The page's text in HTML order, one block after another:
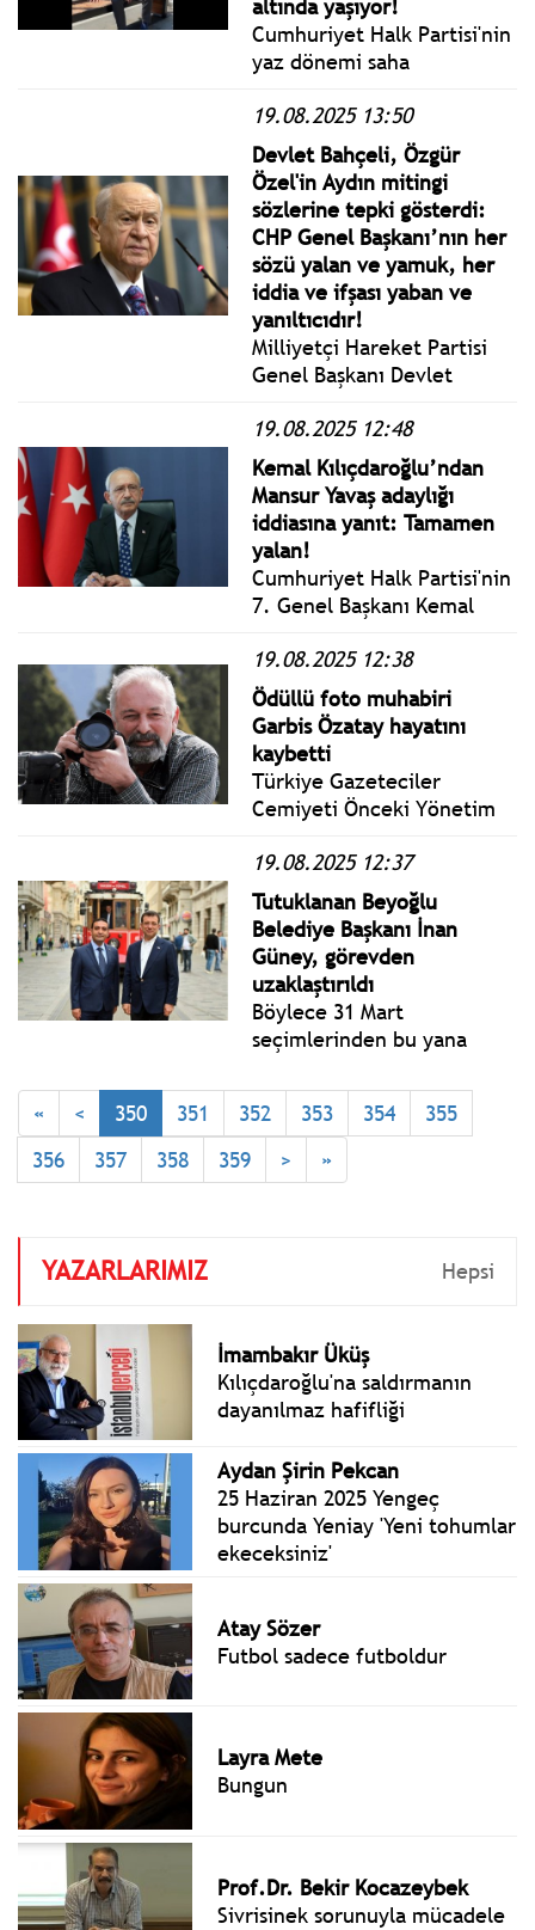
altında yaşıyor!
Cumhuriyet Halk Partisi'nin
yaz dönemi saha
Grup Başkanvekili Gökhan
Günaydın, Trabzon ve
Artvin’e giderek bir dizi
temaslarda bulundu.
19.08.2025 13:50
Devlet Bahçeli, Özgür
Özel'in Aydın mitingi
sözlerine tepki gösterdi:
CHP Genel Başkanı’nın her
sözü yalan ve yamuk, her
iddia ve ifşası yaban ve
yanıltıcıdır!
Milliyetçi Hareket Partisi
Genel Başkanı Devlet
Özgür Özel’in Aydın
Mitinginde Yaptığı Yalan ve
İftiralara Cevap
Mahiyetinde yazılı basın
açıklaması yaptı.
19.08.2025 12:48
Kemal Kılıçdaroğlu’ndan
Mansur Yavaş adaylığı
iddiasına yanıt: Tamamen
yalan!
Cumhuriyet Halk Partisi'nin
7. Genel Başkanı Kemal
Yavaş’a Cumhurbaşkanlığı
adaylığında rezerv koyduğu
iddialarını yalanladı.
19.08.2025 12:38
Ödüllü foto muhabiri
Garbis Özatay hayatını
kaybetti
Türkiye Gazeteciler
Cemiyeti Önceki Yönetim
Felek Basın Hizmet Ödülü
ve Sürekli Basın Kartı sahibi
foto muhabiri Garbis
Özatay 19 Ağustos 2025 Salı
günü vefat etti.
19.08.2025 12:37
Tutuklanan Beyoğlu
Belediye Başkanı İnan
Güney, görevden
uzaklaştırıldı
Böylece 31 Mart
seçimlerinden bu yana
toplam 17 CHP'li belediye
başkanı bulunuyor,
atandı. Tutuklanan CHP'li
« < 350 351 352 353 354
355
356
357 358 359 > »
YAZARLARIMIZ Hepsi
İmambakır Üküş
Kılıçdaroğlu'na saldırmanın
dayanılmaz hafifliği
Aydan Şirin Pekcan
25 Haziran 2025 Yengeç
burcunda Yeniay 'Yeni tohumlar
ekeceksiniz'
Atay Sözer
Futbol sadece futboldur
Layra Mete
Bungun
Prof.Dr. Bekir Kocazeybek
Sivrisinek sorunuyla mücadele